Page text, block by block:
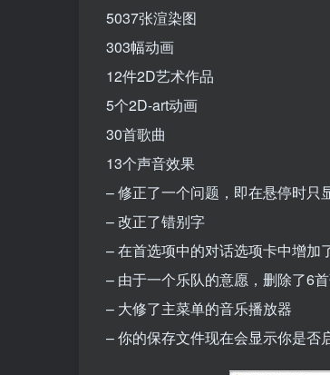
5037张渲染图
303幅动画
12件2D艺术作品
5个2D-art动画
30首歌曲
13个声音效果
– 修正了一个问题，即在悬停时只
– 改正了错别字
– 在首选项中的对话选项卡中增加
– 由于一个乐队的意愿，删除了6
– 大修了主菜单的音乐播放器
– 你的保存文件现在会显示你是否